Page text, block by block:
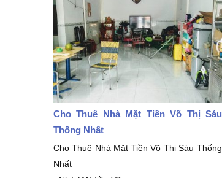
Cho Thuê Nhà Mặt Tiền Võ Thị Sáu
Thống Nhất
Cho Thuê Nhà Mặt Tiền Võ Thị Sáu Thống
Nhất